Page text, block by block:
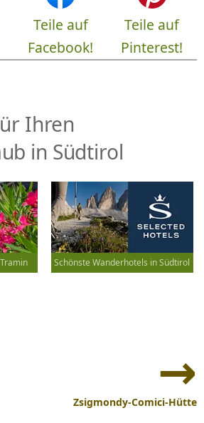
Teile auf
Facebook!
Teile auf
Pinterest!
Ihren
in Südtirol
Schönste Wanderhotels in Südtirol
Zsigmondy-Comici-Hütte